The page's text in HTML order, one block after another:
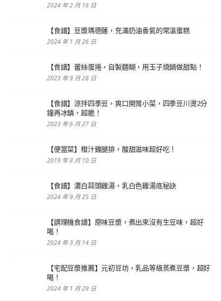
2024 年 2 月 16 日
【食譜】豆漿瑪德蓮，充滿奶油香氣的常溫蛋糕
2024 年 1 月 26 日
【食譜】蕾絲蛋捲，自製麵糊，用玉子燒鍋做甜點！
2023 年 9 月 28 日
【食譜】涼拌四季豆，爽口開胃小菜，四季豆川燙2分
鐘再冰鎮，超脆！
2023 年 6 月 27 日
【便當菜】橙汁雞腿排，酸甜滋味超好吃！
2019 年 8 月 10 日
【食譜】濃白蒜頭雞湯，乳白色雞湯底秘訣
2024 年 9 月 25 日
【調理機食譜】原味豆漿，煮出來沒有生豆味，超好
喝！
2024 年 3 月 14 日
【宅配豆漿推薦】元初豆坊，乳品等級蒸煮豆漿，超好
喝！
2024 年 1 月 29 日